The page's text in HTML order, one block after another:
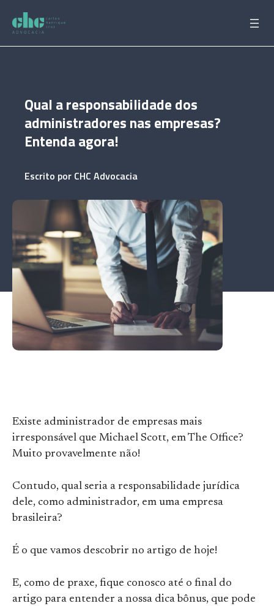
para
conteúdo
Qual a responsabilidade dos
administradores nas empresas?
Entenda agora!
Escrito por CHC Advocacia
Existe administrador de empresas mais
irresponsável que Michael Scott, em The Office?
Muito provavelmente não!
Contudo, qual seria a responsabilidade jurídica
dele, como administrador, em uma empresa
brasileira?
É o que vamos descobrir no artigo de hoje!
E, como de praxe, fique conosco até o final do
artigo para entender a nossa dica bônus, que pode